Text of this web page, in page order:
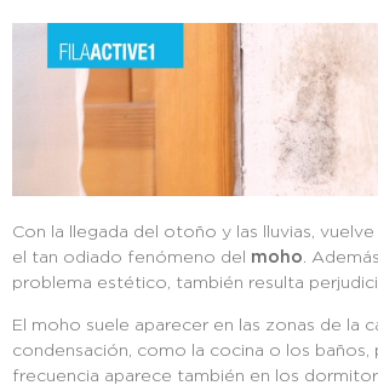
Con la llegada del otoño y las lluvias, vuelve
el tan odiado fenómeno del moho .
problema estético, también resulta
El moho suele aparecer en las zonas de la
condensación, como la cocina o los baños,
frecuencia aparece también en los